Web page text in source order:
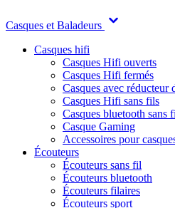
Casques et Baladeurs
Casques hifi
Casques Hifi ouverts
Casques Hifi fermés
Casques avec réducteur
Casques Hifi sans fils
Casques bluetooth sans
Casque Gaming
Accessoires pour
Écouteurs
Écouteurs sans fil
Écouteurs bluetooth
Écouteurs filaires
Écouteurs sport